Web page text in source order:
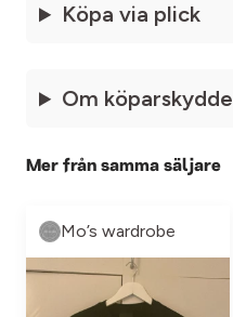
Köpa via plick
Om
Mer från samma säljare
Mo’s wardrobe